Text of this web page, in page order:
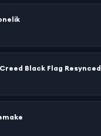
Black Flag Resynced